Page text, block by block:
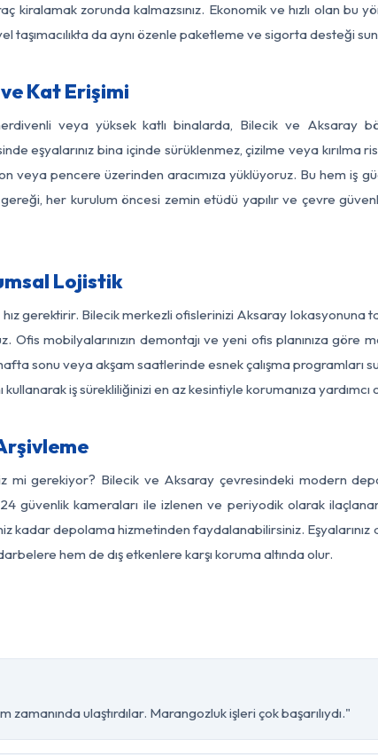
zorunda kalmazsınız. Ekonomik ve hızlı olan bu
taşımacılıkta da aynı özenle paketleme ve sigorta desteği
Kat Erişimi
veya yüksek katlı binalarda, Bilecik ve Aksaray
eşyalarınız bina içinde sürüklenmez, çizilme veya kırılma
veya pencere üzerinden aracımıza yüklüyoruz. Bu hem iş
gereği, her kurulum öncesi zemin etüdü yapılır ve çevre
Lojistik
hız gerektirir. Bilecik merkezli ofislerinizi Aksaray lokasyonuna
mobilyalarınızın demontajı ve yeni ofis planınıza göre
sonu veya akşam saatlerinde esnek çalışma programları
iş sürekliliğinizi en az kesintiyle korumanıza yardımcı
mi gerekiyor? Bilecik ve Aksaray çevresindeki modern
güvenlik kameraları ile izlenen ve periyodik olarak
kadar depolama hizmetinden faydalanabilirsiniz.
hem de dış etkenlere karşı koruma altında olur.
ulaştırdılar. Marangozluk işleri çok başarılıydı."